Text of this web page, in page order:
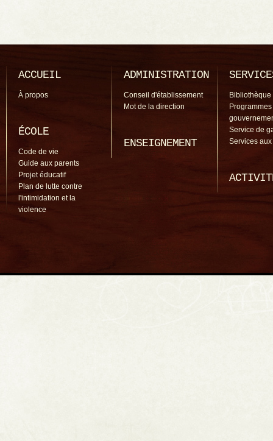
ACCUEIL
À propos
ÉCOLE
Code de vie
Guide aux parents
Projet éducatif
Plan de lutte contre
l'intimidation et la
violence
ADMINISTRATION
Conseil d'établissement
Mot de la direction
ENSEIGNEMENT
Bibliothèque
Programmes
Service de
Services